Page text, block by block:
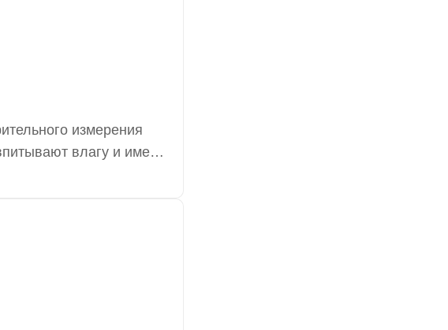
измерения
влагу и имеют